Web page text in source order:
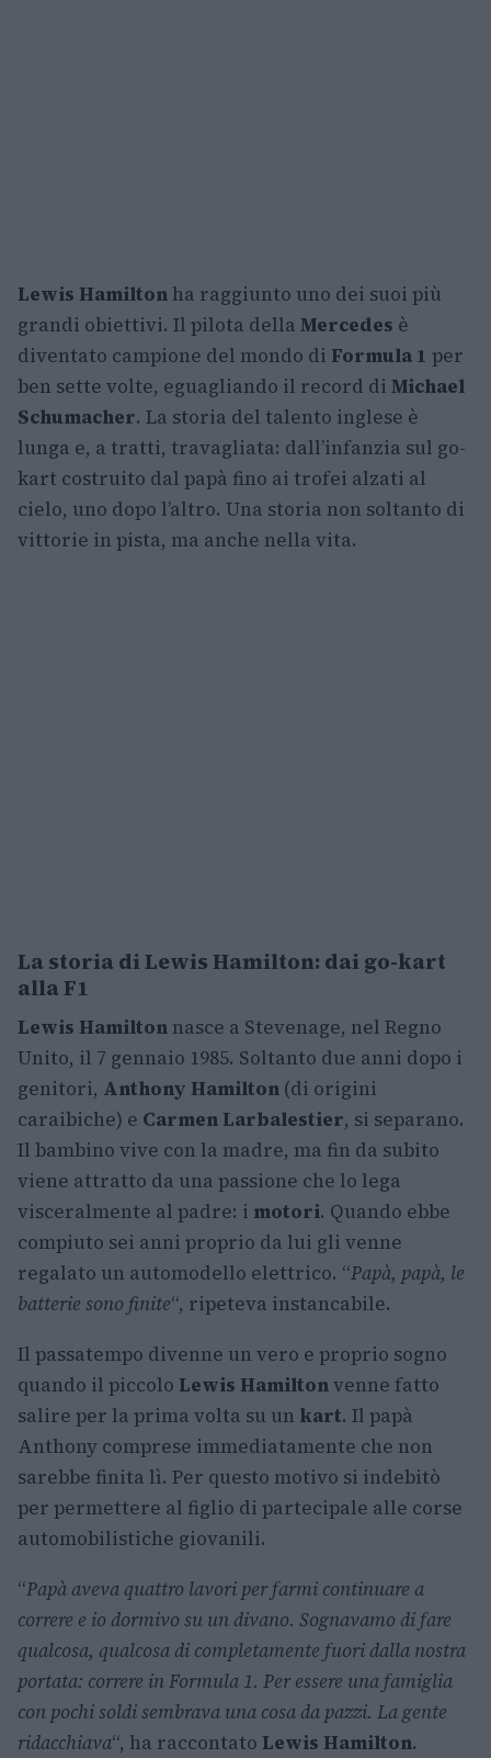
Lewis Hamilton ha raggiunto uno dei suoi più
grandi obiettivi. Il pilota della Mercedes è
diventato campione del mondo di Formula 1 per
ben sette volte, eguagliando il record di Michael
Schumacher. La storia del talento inglese è
lunga e, a tratti, travagliata: dall’infanzia sul go-
kart costruito dal papà fino ai trofei alzati al
cielo, uno dopo l’altro. Una storia non soltanto di
vittorie in pista, ma anche nella vita.
La storia di Lewis Hamilton: dai go-kart
alla F1
Lewis Hamilton nasce a Stevenage, nel Regno
Unito, il 7 gennaio 1985. Soltanto due anni dopo i
genitori, Anthony Hamilton (di origini
caraibiche) e Carmen Larbalestier, si separano.
Il bambino vive con la madre, ma fin da subito
viene attratto da una passione che lo lega
visceralmente al padre: i motori. Quando ebbe
compiuto sei anni proprio da lui gli venne
regalato un automodello elettrico. “Papà, papà, le
batterie sono finite“, ripeteva instancabile.
Il passatempo divenne un vero e proprio sogno
quando il piccolo Lewis Hamiltonvenne fatto
salire per la prima volta su un kart. Il papà
Anthony comprese immediatamente che non
sarebbe finita lì. Per questo motivo si indebitò
per permettere al figlio di partecipale alle corse
automobilistiche giovanili.
“Papà aveva quattro lavori per farmi continuare a
correre e io dormivo su un divano. Sognavamo di fare
qualcosa, qualcosa di completamente fuori dalla nostra
portata: correre in Formula 1. Per essere una famiglia
con pochi soldi sembrava una cosa da pazzi. La gente
ridacchiava“, ha raccontato Lewis Hamilton.